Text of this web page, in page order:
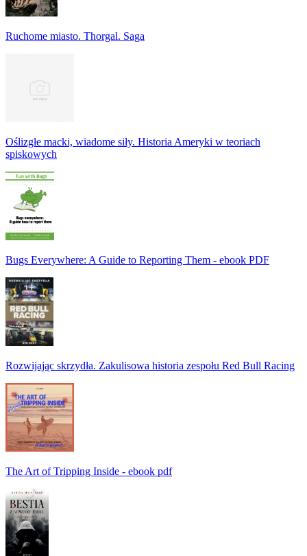
Ruchome miasto. Thorgal. Saga
Oślizgłe macki, wiadome siły. Historia Ameryki w teoriach
spiskowych
Bugs Everywhere: A Guide to Reporting Them - ebook PDF
Rozwijając skrzydła. Zakulisowa historia zespołu Red Bull Racing
The Art of Tripping Inside - ebook pdf